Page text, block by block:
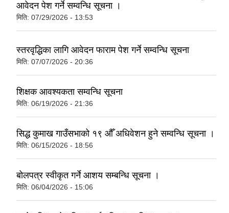
आवेदन पेश गर्ने सम्वन्धि सूचना ।
मिति: 07/29/2026 - 13:53
स्तरवृद्धिका लागि आवेदन फाराम पेश गर्ने सम्वन्धि सूचना
मिति: 07/07/2026 - 20:36
शिक्षक आवश्यकता सम्वन्धि सूचना
मिति: 06/19/2026 - 21:36
सिद्ध कुमाख गाउँसभाको १९ औँ अधिवेशन हुने सम्वन्धि सूचना ।
मिति: 06/15/2026 - 18:56
बोलपत्र स्वीकृत गर्ने आशय सम्बन्धि सूचना ।
मिति: 06/04/2026 - 15:06